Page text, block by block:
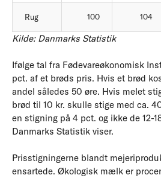
Rug 100 104
Kilde: Danmarks Statistik
Ifølge tal fra Fødevareøkonomisk
pct. af et brøds pris. Hvis et brød
andel således 50 øre. Hvis melet
brød til 10 kr. skulle stige med ca.
en stigning på 4 pct. og ikke de 12-
Danmarks Statistik viser.
Prisstigningerne blandt
ensartede. Økologisk mælk er